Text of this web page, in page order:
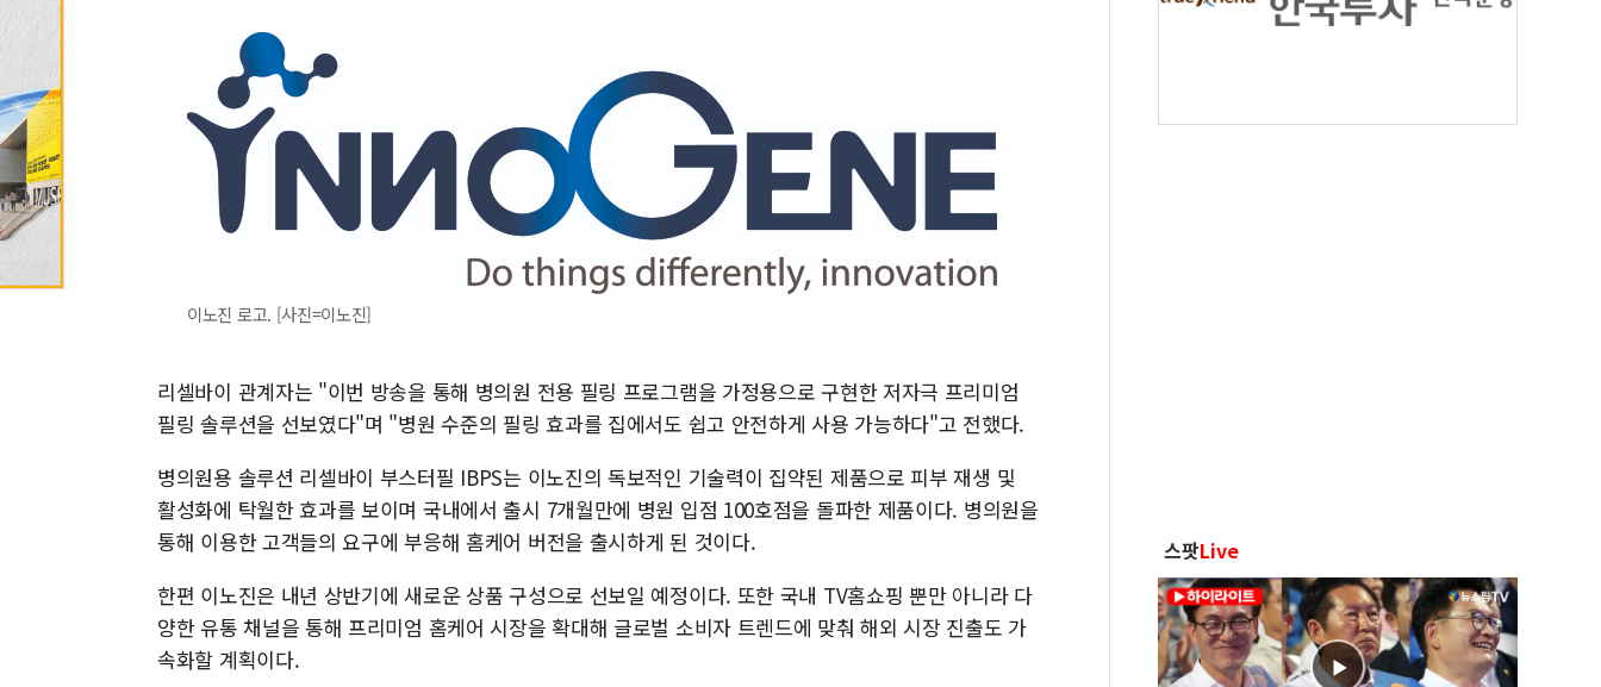
이노진 로고. [사진=이노진]
리셀바이 관계자는 "이번 방송을 통해 병의원 전용 필링 프로그램을 가정용으로 구현한 저자극 프리미엄
필링 솔루션을 선보였다"며 "병원 수준의 필링 효과를 집에서도 쉽고 안전하게 사용 가능하다"고 전했다.
병의원용 솔루션 리셀바이 부스터필 IBPS는 이노진의 독보적인 기술력이 집약된 제품으로 피부 재생 및
활성화에 탁월한 효과를 보이며 국내에서 출시 7개월만에 병원 입점 100호점을 돌파한 제품이다. 병의원을
통해 이용한 고객들의 요구에 부응해 홈케어 버전을 출시하게 된 것이다.
한편 이노진은 내년 상반기에 새로운 상품 구성으로 선보일 예정이다. 또한 국내 TV홈쇼핑 뿐만 아니라 다
양한 유통 채널을 통해 프리미엄 홈케어 시장을 확대해 글로벌 소비자 트렌드에 맞춰 해외 시장 진출도 가
속화할 계획이다.
스팟Live